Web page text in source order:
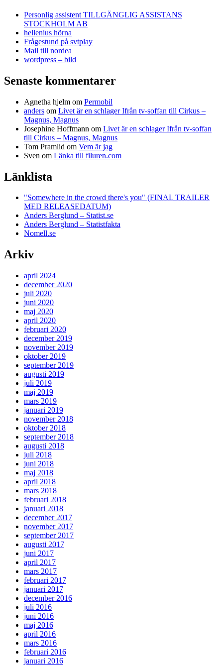
Personlig assistent TILLGÄNGLIG ASSISTANS
STOCKHOLM AB
hellenius hörna
Frågestund på svtplay
Mail till nordea
wordpress – bild
Senaste kommentarer
Agnetha hjelm om Permobil
anders om Livet är en schlager Ifrån tv-soffan till Cirkus –
Magnus, Magnus
Josephine Hoffmann om Livet är en schlager Ifrån tv-soffan
till Cirkus – Magnus, Magnus
Tom Pramlid om Vem är jag
Sven om Länka till filuren.com
Länklista
"Somewhere in the crowd there's you" (FINAL TRAILER
MED RELEASEDATUM)
Anders Berglund – Statist.se
Anders Berglund – Statistfakta
Nomell.se
Arkiv
april 2024
december 2020
juli 2020
juni 2020
maj 2020
april 2020
februari 2020
december 2019
november 2019
oktober 2019
september 2019
augusti 2019
juli 2019
maj 2019
mars 2019
januari 2019
november 2018
oktober 2018
september 2018
augusti 2018
juli 2018
juni 2018
maj 2018
april 2018
mars 2018
februari 2018
januari 2018
december 2017
november 2017
september 2017
augusti 2017
juni 2017
april 2017
mars 2017
februari 2017
januari 2017
december 2016
juli 2016
juni 2016
maj 2016
april 2016
mars 2016
februari 2016
januari 2016